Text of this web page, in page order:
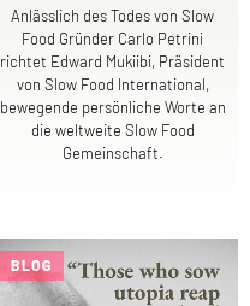
Anlässlich des Todes von Slow
Food Gründer Carlo Petrini
richtet Edward Mukiibi, Präsident
von Slow Food International,
bewegende persönliche Worte an
die weltweite Slow Food
Gemeinschaft.
BLOG